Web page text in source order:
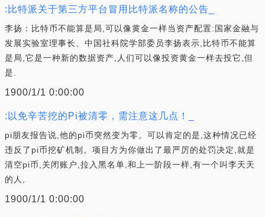
:比特派关于第三方平台冒用比特派名称的公告_
李扬：比特币不能算是局,可以像黄金一样当资产配置:国家金融与
发展实验室理事长、中国社科院学部委员李扬表示,比特币不能算
是局,它是一种新的数据资产,人们可以像投资黄金一样去投它,但
是.
1900/1/1 0:00:00
:以免辛苦挖的Pi被清零，需注意这几点！_
pi朋友报告说,他的pi币突然变为零。可以肯定的是,这种情况已经
违反了pi币挖矿机制。项目方为你做出了最严厉的处罚决定,就是
清空pi币,关闭账户,拉入黑名单,和上一阶段一样,有一个叫李天天
的人,
1900/1/1 0:00:00